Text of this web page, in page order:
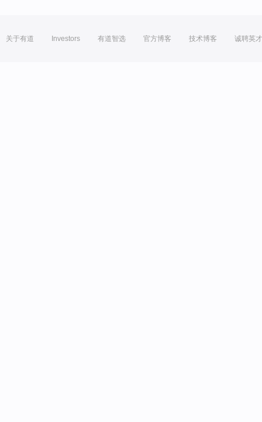
关于有道 Investors 有道智选 官方博客 技术博客 诚聘英才